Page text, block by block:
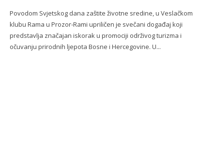
Povodom Svjetskog dana zaštite životne sredine, u Veslačkom
klubu Rama u Prozor-Rami upriličen je svečani događaj koji
predstavlja značajan iskorak u promociji održivog turizma i
očuvanju prirodnih ljepota Bosne i Hercegovine. U...